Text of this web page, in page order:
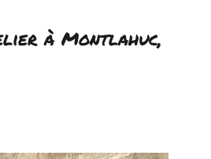
à Montlahuc,